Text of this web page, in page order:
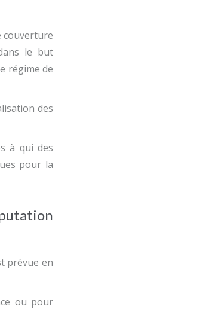
couverture
le but
régime de
des
à qui des
pour la
prévue en
ou pour